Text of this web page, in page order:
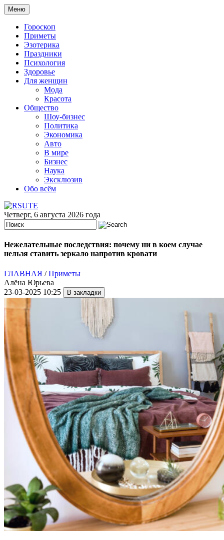
Меню
Гороскоп
Приметы
Эзотерика
Праздники
Психология
Здоровье
Для женщин
Мода
Красота
Общество
Шоу-бизнес
Политика
Экономика
Авто
В мире
Бизнес
Наука
Эксклюзив
Обо всём
Четверг, 6 августа 2026 года
Нежелательные последствия: почему ни в коем случае
нельзя ставить зеркало напротив кровати
ГЛАВНАЯ /Приметы
Алёна Юрьева
23-03-2025 10:25